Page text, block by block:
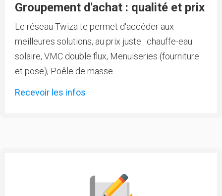
Groupement d'achat : qualité et prix
Le réseau Twiza te permet d'accéder aux
meilleures solutions, au prix juste : chauffe-eau
solaire, VMC double flux, Menuiseries (fourniture
et pose), Poêle de masse ...
Recevoir les infos